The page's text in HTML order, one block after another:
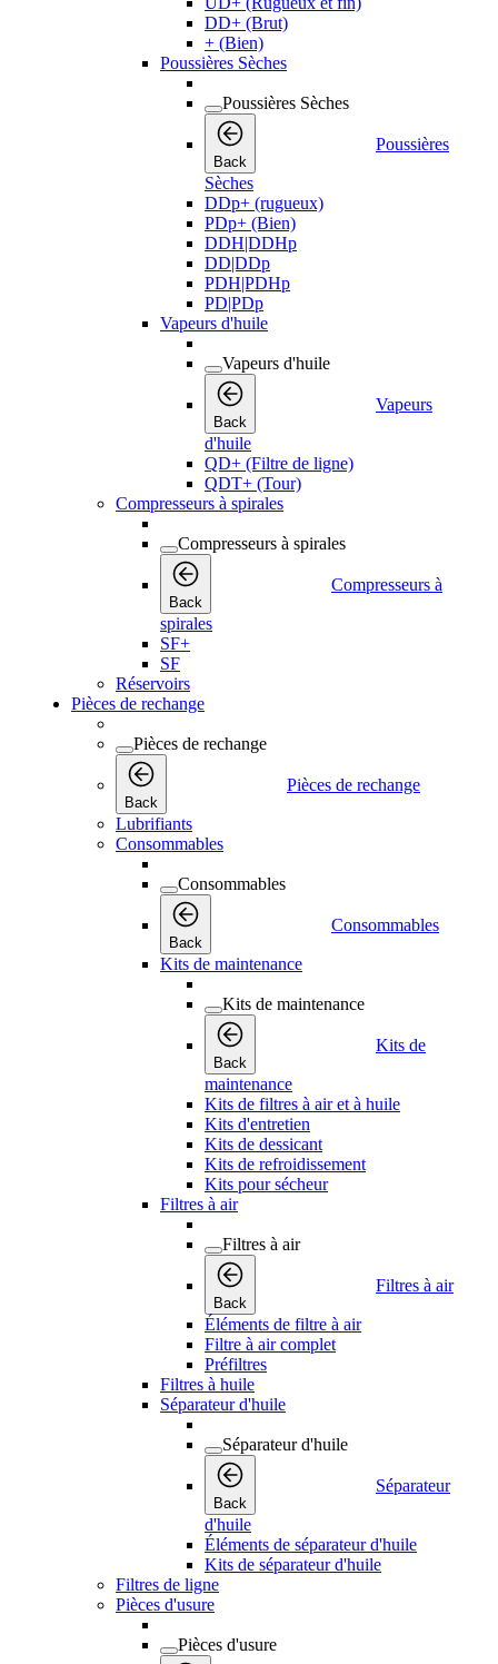
DD+ (Brut)
+ (Bien)
Poussières Sèches
Poussières Sèches
Back
Poussières
Sèches
DDp+ (rugueux)
PDp+ (Bien)
DDH|DDHp
DD|DDp
PDH|PDHp
PD|PDp
Vapeurs d'huile
Vapeurs d'huile
Back
Vapeurs
d'huile
QD+ (Filtre de ligne)
QDT+ (Tour)
Compresseurs à spirales
Compresseurs à spirales
Back
Compresseurs à
spirales
SF+
SF
Réservoirs
Pièces de rechange
Pièces de rechange
Back
Pièces de rechange
Lubrifiants
Consommables
Consommables
Back
Consommables
Kits de maintenance
Kits de maintenance
Back
Kits de
maintenance
Kits de filtres à air et à huile
Kits d'entretien
Kits de dessicant
Kits de refroidissement
Kits pour sécheur
Filtres à air
Filtres à air
Back
Filtres à air
Éléments de filtre à air
Filtre à air complet
Préfiltres
Filtres à huile
Séparateur d'huile
Séparateur d'huile
Back
Séparateur
d'huile
Éléments de séparateur d'huile
Kits de séparateur d'huile
Filtres de ligne
Pièces d'usure
Pièces d'usure